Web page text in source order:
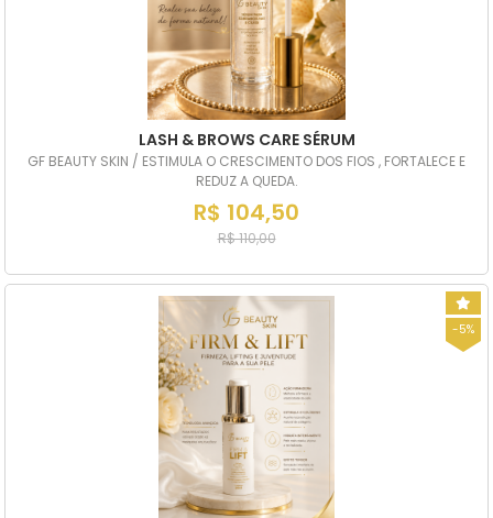
LASH & BROWS CARE SÉRUM
GF BEAUTY SKIN / ESTIMULA O CRESCIMENTO DOS FIOS , FORTALECE E
REDUZ A QUEDA.
R$ 104,50
R$ 110,00
-5%